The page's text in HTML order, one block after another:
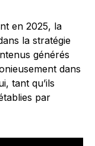
en 2025, la
la stratégie
générés
dans
tant qu’ils
par